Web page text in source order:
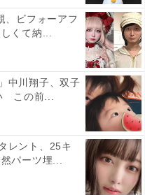
、ビフォーアフ
くて納...
中川翔子、双子
この前...
レント、25キ
パーツ埋...